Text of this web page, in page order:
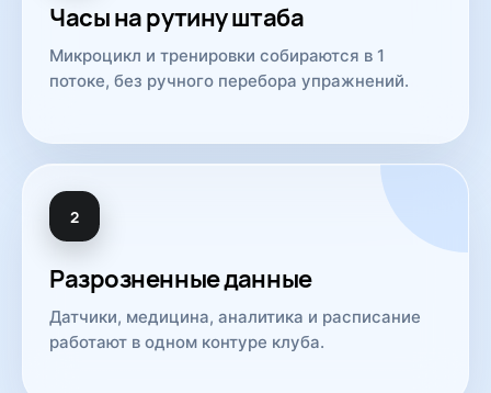
Часы на рутину штаба
Микроцикл и тренировки собираются в 1
потоке, без ручного перебора упражнений.
2
Разрозненные данные
Датчики, медицина, аналитика и расписание
работают в одном контуре клуба.